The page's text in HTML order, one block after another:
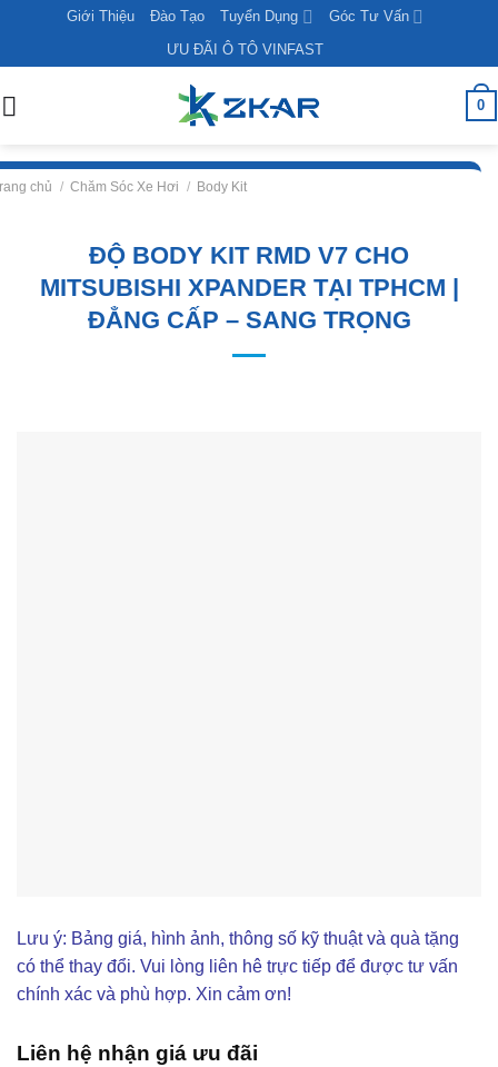
content
Giới Thiệu Đào Tạo Tuyển Dụng
Góc Tư Vấn
ƯU ĐÃI Ô TÔ VINFAST
0
chủ / Chăm Sóc Xe Hơi / Body Kit
ĐỘ BODY KIT RMD V7 CHO
MITSUBISHI XPANDER TẠI TPHCM |
ĐẲNG CẤP – SANG TRỌNG
Lưu ý: Bảng giá, hình ảnh, thông số kỹ thuật và quà tặng
có thể thay đổi. Vui lòng liên hê trực tiếp để được tư vấn
chính xác và phù hợp. Xin cảm ơn!
Liên hệ nhận giá ưu đãi